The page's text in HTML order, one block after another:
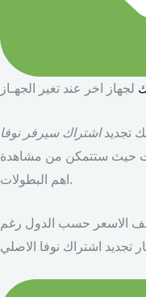
لجهاز اخر عند تغير الجهـاز
تجديد
حيث ستتمكن من مشاهدة
اهم البطولات.
الاسعر حسب الدول رغم